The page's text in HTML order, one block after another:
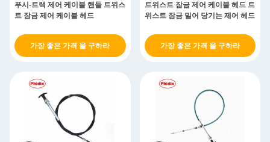
푸시-트랙 제어 케이블 핸들 트위스
트 잠금 제어 케이블 헤드
가장 좋은 가격 을 구하라
트위스트 잠금 제어 케이블 헤드 트
위스트 잠금 밀어 당기는 제어 헤드
가장 좋은 가격 을 구하라